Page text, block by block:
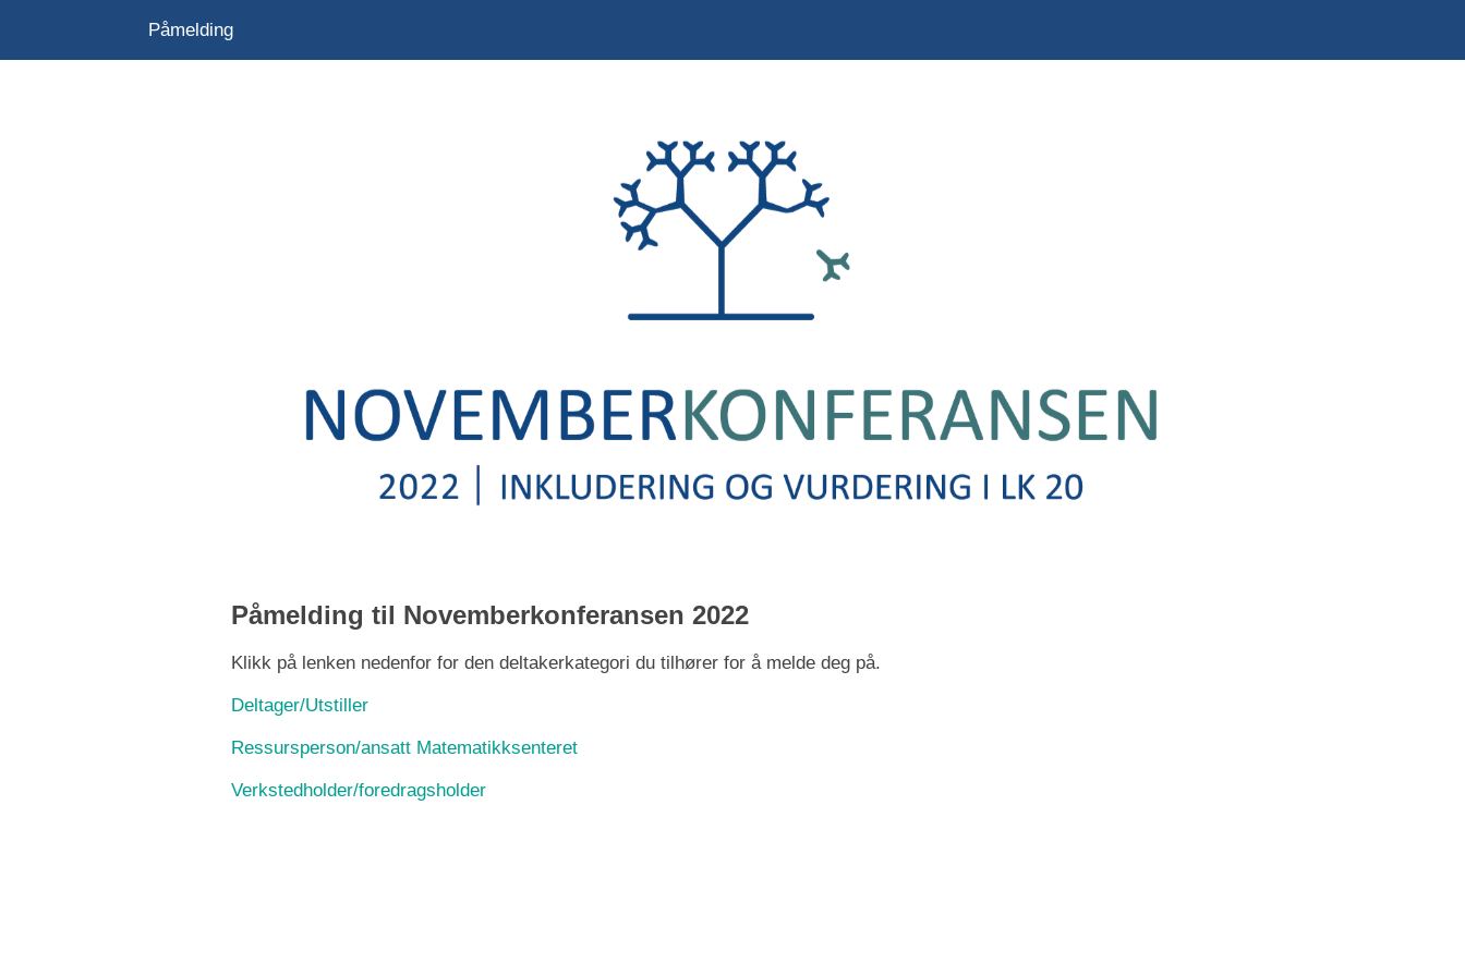
Påmelding
Påmelding til Novemberkonferansen 2022
Klikk på lenken nedenfor for den deltakerkategori du tilhører for å melde deg på.
Deltager/Utstiller
Ressursperson/ansatt Matematikksenteret
Verkstedholder/foredragsholder